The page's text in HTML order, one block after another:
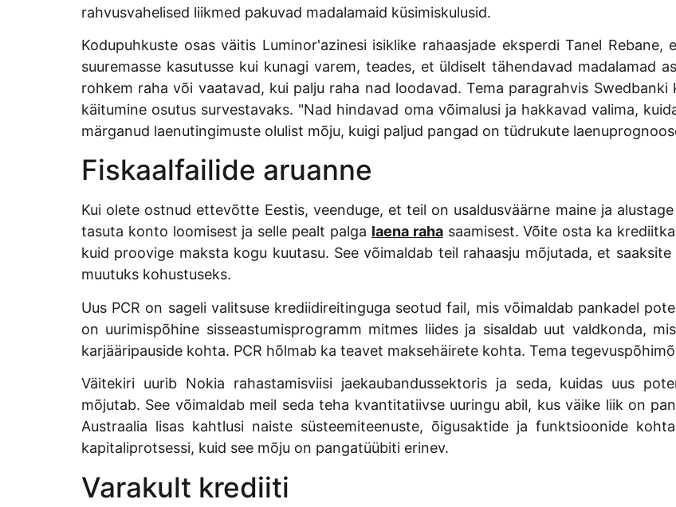
rahvusvahelised liikmed pakuvad madalamaid küsimiskulusid.
Kodupuhkuste osas väitis Luminor'azinesi isiklike rahaasjade eksperdi Tanel
suuremasse kasutusse kui kunagi varem, teades, et üldiselt tähendavad madalamad
rohkem raha või vaatavad, kui palju raha nad loodavad. Tema paragrahvis
käitumine osutus survestavaks. "Nad hindavad oma võimalusi ja hakkavad valima,
märganud laenutingimuste olulist mõju, kuigi paljud pangad on tüdrukute
Fiskaalfailide aruanne
Kui olete ostnud ettevõtte Eestis, veenduge, et teil on usaldusväärne maine ja
tasuta konto loomisest ja selle pealt palga laena rahasaamisest. Võite osta ka
kuid proovige maksta kogu kuutasu. See võimaldab teil rahaasju mõjutada, et
muutuks kohustuseks.
Uus PCR on sageli valitsuse krediidireitinguga seotud fail, mis võimaldab pankadel
on uurimispõhine sisseastumisprogramm mitmes liides ja sisaldab uut valdkonda,
karjääripauside kohta. PCR hõlmab ka teavet maksehäirete kohta. Tema
Väitekiri uurib Nokia rahastamisviisi jaekaubandussektoris ja seda, kuidas uus
mõjutab. See võimaldab meil seda teha kvantitatiivse uuringu abil, kus väike liik on
Austraalia lisas kahtlusi naiste süsteemiteenuste, õigusaktide ja funktsioonide
kapitaliprotsessi, kuid see mõju on pangatüübiti erinev.
Varakult krediiti